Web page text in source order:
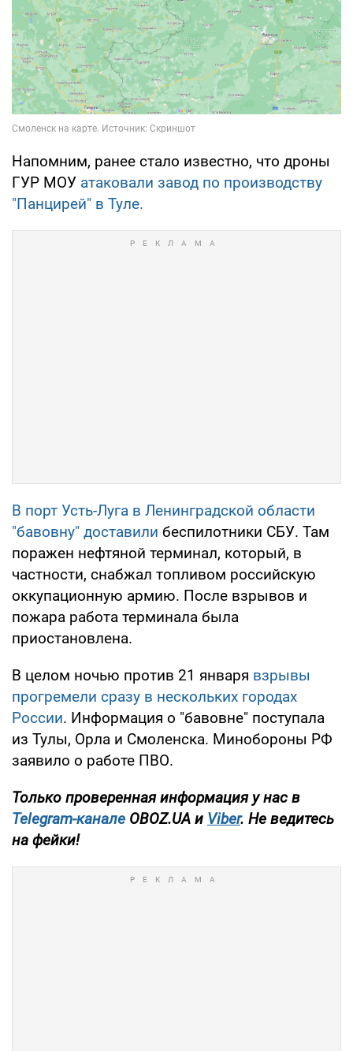
Напомним, ранее стало известно, что дроны
ГУР МОУ атаковали завод по производству
"Панцирей" в Туле.
В порт Усть-Луга в Ленинградской области
"бавовну" доставили беспилотники СБУ. Там
поражен нефтяной терминал, который, в
частности, снабжал топливом российскую
оккупационную армию. После взрывов и
пожара работа терминала была
приостановлена.
В целом ночью против 21 января взрывы
прогремели сразу в нескольких городах
России. Информация о "бавовне" поступала
из Тулы, Орла и Смоленска. Минобороны РФ
заявило о работе ПВО.
Только проверенная информация у нас в
Telegram-канале OBOZ.UA и Viber. Не ведитесь
на фейки!